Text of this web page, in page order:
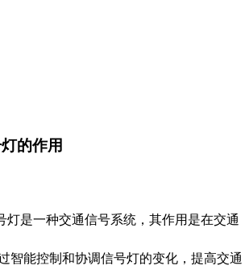
的作用
是一种交通信号系统，其作用是在交通
智能控制和协调信号灯的变化，提高交通